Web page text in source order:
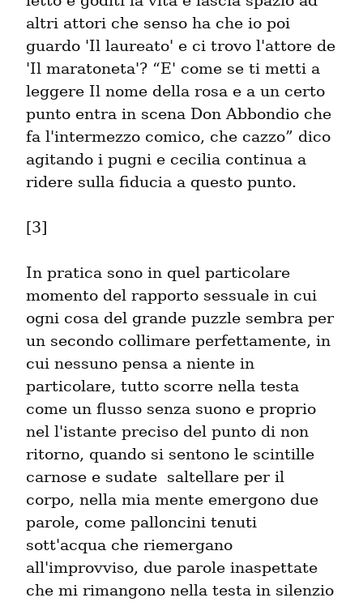
altri attori che senso ha che io poi
guardo 'Il laureato' e ci trovo l'attore de
'Il maratoneta'? “E' come se ti metti a
leggere Il nome della rosa e a un certo
punto entra in scena Don Abbondio che
fa l'intermezzo comico, che cazzo” dico
agitando i pugni e cecilia continua a
ridere sulla fiducia a questo punto.
[3]
In pratica sono in quel particolare
momento del rapporto sessuale in cui
ogni cosa del grande puzzle sembra per
un secondo collimare perfettamente, in
cui nessuno pensa a niente in
particolare, tutto scorre nella testa
come un flusso senza suono e proprio
nel l'istante preciso del punto di non
ritorno, quando si sentono le scintille
carnose e sudate  saltellare per il
corpo, nella mia mente emergono due
parole, come palloncini tenuti
sott'acqua che riemergano
all'improvviso, due parole inaspettate
che mi rimangono nella testa in silenzio